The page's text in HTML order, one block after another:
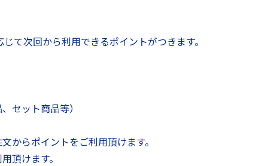
て次回から利用できるポイントがつきます。
セット商品等）
からポイントをご利用頂けます。
頂けます。